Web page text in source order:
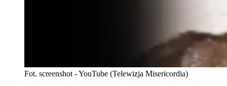
Fot. screenshot - YouTube (Telewizja Misericordia)